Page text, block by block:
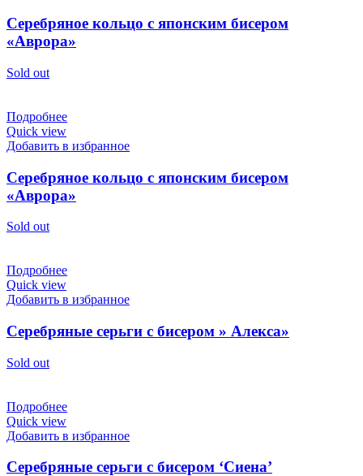
Серебряное кольцо с японским бисером
«Аврора»
Sold out
Подробнее
Quick view
Добавить в избранное
Серебряное кольцо с японским бисером
«Аврора»
Sold out
Подробнее
Quick view
Добавить в избранное
Серебряные серьги с бисером » Алекса»
Sold out
Подробнее
Quick view
Добавить в избранное
Серебряные серьги с бисером ‘Сиена’